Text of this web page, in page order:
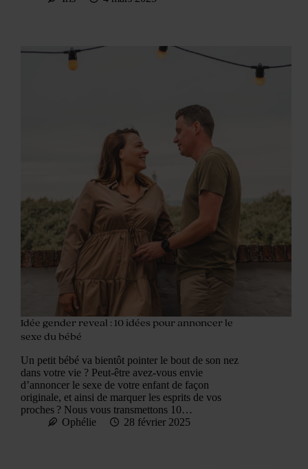
Idée gender reveal​ : 10 idées pour annoncer le
sexe du bébé
Un petit bébé va bientôt pointer le bout de son nez
dans votre vie ? Peut-être avez-vous envie
d’annoncer le sexe de votre enfant de façon
originale, et ainsi de marquer les esprits de vos
proches ? Nous vous transmettons 10…
Ophélie
28 février 2025